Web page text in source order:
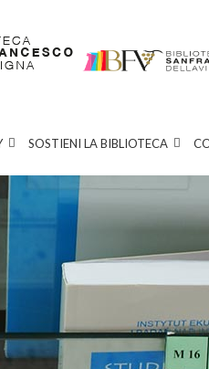
SOSTIENI LA BIBLIOTECA